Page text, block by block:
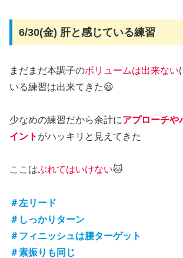
6/30(金) 肝と感じている練習
まだまだ本調子のボリュームは出来ない
いる練習は出来てきた😃
少なめの練習だから余計にアプローチや
イント がハッキリと見えてきた
ここはぶれてはいけない🐱
＃左リード
＃しっかりターン
＃フィニッシュは腰ターゲット
＃素振りも同じ